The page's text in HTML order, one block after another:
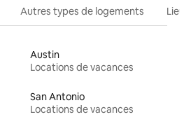
Autres types de logements
Austin
Locations de vacances
San Antonio
Locations de vacances